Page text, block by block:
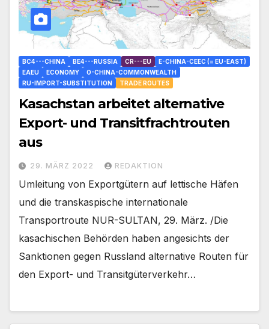
BC4---CHINA BE4---RUSSIA CR---EU
E-CHINA-CEEC (= EU-EAST)
EAEU
ECONOMY
O-CHINA-COMMONWEALTH
RU-IMPORT-SUBSTITUTION
TRADE ROUTES
Kasachstan arbeitet alternative
Export- und Transitfrachtrouten
aus
29. MÄRZ 2022 REDAKTION
Umleitung von Exportgütern auf lettische Häfen
und die transkaspische internationale
Transportroute NUR-SULTAN, 29. März. /Die
kasachischen Behörden haben angesichts der
Sanktionen gegen Russland alternative Routen für
den Export- und Transitgüterverkehr…